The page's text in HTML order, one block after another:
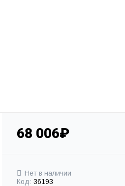
68 006₽
Нет в наличии
Код: 36193